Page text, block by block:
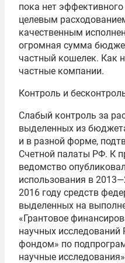
пока нет
целевым
качественным
огромная сумма
частный кошелек. Как
частные компании.
Контроль и
Слабый контроль за
выделенных из
и в разной форме,
Счетной палаты РФ. К
ведомство
использования в
2016 году средств
выделенных на
«Грантовое
научных
фондом» по
научные